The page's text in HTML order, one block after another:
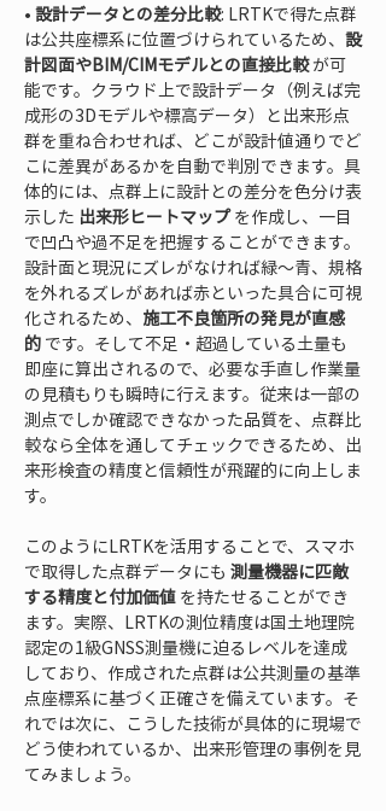
• 設計データとの差分比較: LRTKで得た点群
は公共座標系に位置づけられているため、 設
計図面やBIM/CIMモデルとの直接比較 が可
能です。クラウド上で設計データ（例えば完
成形の3Dモデルや標高データ）と出来形点
群を重ね合わせれば、どこが設計値通りでど
こに差異があるかを自動で判別できます。具
体的には、点群上に設計との差分を色分け表
示した 出来形ヒートマップ を作成し、一目
で凹凸や過不足を把握することができます。
設計面と現況にズレがなければ緑～青、規格
を外れるズレがあれば赤といった具合に可視
化されるため、 施工不良箇所の発見が直感
的 です。そして不足・超過している土量も
即座に算出されるので、必要な手直し作業量
の見積もりも瞬時に行えます。従来は一部の
測点でしか確認できなかった品質を、点群比
較なら全体を通してチェックできるため、出
来形検査の精度と信頼性が飛躍的に向上しま
す。
このようにLRTKを活用することで、スマホ
で取得した点群データにも 測量機器に匹敵
する精度と付加価値 を持たせることができ
ます。実際、LRTKの測位精度は国土地理院
認定の1級GNSS測量機に迫るレベルを達成
しており、作成された点群は公共測量の基準
点座標系に基づく正確さを備えています。そ
れでは次に、こうした技術が具体的に現場で
どう使われているか、出来形管理の事例を見
てみましょう。